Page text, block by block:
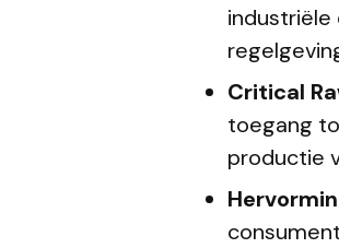
Critical
toegang
productie